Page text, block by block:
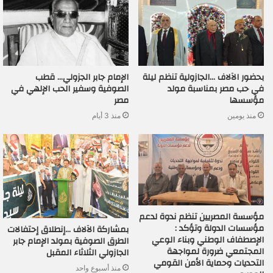
بحضور الآلاف …الجازولية تنظم ليلة
في حب مصر بمناسبة مولد
مؤسسها
منذ يومين
الإمام جابر الجزولي… قطب
الصوفية وسفير الحب الإلهي في
مصر
منذ 3 أيام
مؤسسة المصريين تنظم ندوة لدعم
مؤسسات الدولة وتؤكد :
الإصطفاف الوطني وبناء الوعي
المجتمعي ضرورة لمواجهة
التحديات وحماية الأمن القومي
بمشاركة الآلاف …إنطلاق إحتفالات
الطرق الصوفية بمولد الإمام جابر
الجازولي الثلاثاء المقبل
منذ أسبوع واحد